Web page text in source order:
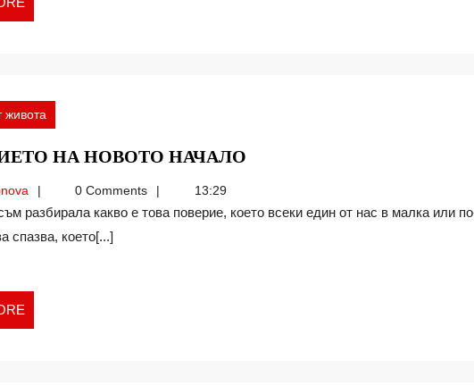
MORE
живота
НА НОВОТО НАЧАЛО
НАЧАЛО
MSimeonova0 Comments 13:29
спазва, което[...]
MORE